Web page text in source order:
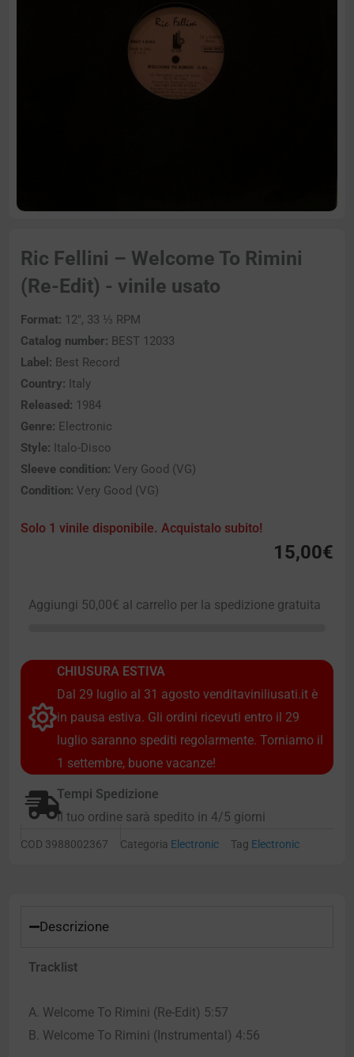
Ric Fellini – Welcome To Rimini
(Re-Edit) - vinile usato
Format: 12″, 33 ⅓ RPM
Catalog number: BEST 12033
Label: Best Record
Country: Italy
Released: 1984
Genre: Electronic
Style: Italo-Disco
Sleeve condition: Very Good (VG)
Condition: Very Good (VG)
Solo 1 vinile disponibile. Acquistalo subito!
15,00€
Aggiungi 50,00€ al carrello per la spedizione gratuita
CHIUSURA ESTIVA
Dal 29 luglio al 31 agosto venditaviniliusati.it è
in pausa estiva. Gli ordini ricevuti entro il 29
luglio saranno spediti regolarmente. Torniamo il
1 settembre, buone vacanze!
Tempi Spedizione
Il tuo ordine sarà spedito in 4/5 giorni
COD 3988002367 Categoria Electronic Tag Electronic
Descrizione
Tracklist
A. Welcome To Rimini (Re-Edit) 5:57
B. Welcome To Rimini (Instrumental) 4:56